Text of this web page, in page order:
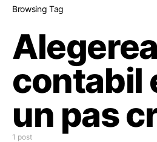
Browsing Tag
contabil
un pas
1 post